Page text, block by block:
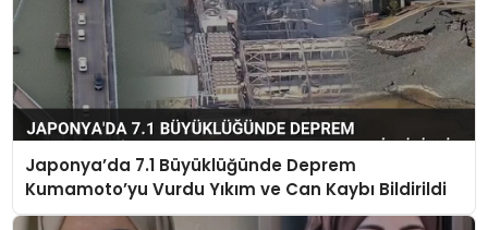
Japonya’da 7.1 Büyüklüğünde Deprem
Kumamoto’yu Vurdu Yıkım ve Can Kaybı Bildirildi